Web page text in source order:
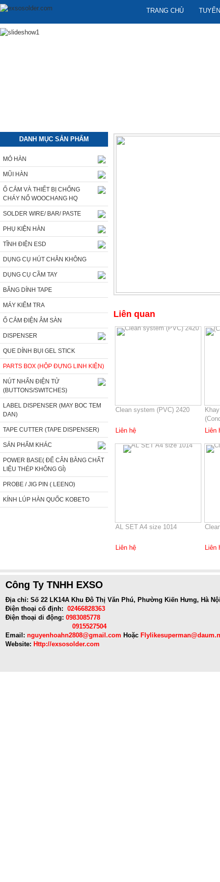
TRANG CHỦ
DANH MỤC SẢN PHẨM
MỎ HÀN
MŨI HÀN
Ổ CẮM VÀ THIẾT BỊ CHỐNG
CHÁY NỔ WOOCHANG HQ
SOLDER WIRE/ BAR/ PASTE
PHỤ KIỆN HÀN
TĨNH ĐIỆN ESD
DỤNG CỤ HÚT CHÂN KHÔNG
DỤNG CỤ CẦM TAY
BĂNG DÍNH TAPE
MÁY KIỂM TRA
Ổ CẮM ĐIỆN ÂM SÀN
DISPENSER
QUE DÍNH BỤI GEL STICK
PARTS BOX (HỘP ĐỰNG LINH KIỆN)
NÚT NHẤN ĐIỆN TỬ
(BUTTONS/SWITCHES)
LABEL DISPENSER (MAY BOC TEM
DAN)
TAPE CUTTER (TAPE DISPENSER)
SẢN PHẨM KHÁC
POWER BASE( ĐẾ CÂN BẰNG CHẤT
LIỆU THÉP KHÔNG GỈ)
PROBE / JIG PIN ( LEENO)
KÍNH LÚP HÀN QUỐC KOBETO
Liên quan
Clean system (PVC) 2420
Liên hệ
Liên
AL SET A4 size 1014
Liên hệ Liên
Công Ty TNHH EXSO
Địa chỉ: Số 22 LK14A Khu Đô Thị Văn Phú, Phường Kiến Hưng, Hà
Điện thoại cố định: 02466828363
Điện thoại di động: 0983085778
0915527504
Email: nguyenhoahn2808@gmail.com Hoặc
Website: Http://exsosolder.com